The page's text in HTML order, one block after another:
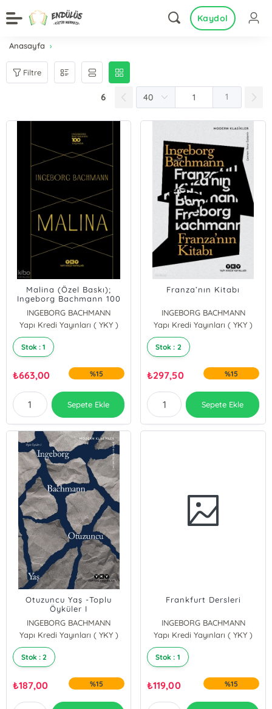
Kaydol
Anasayfa
Filtre
6 1
Malina (Özel Baskı);
Ingeborg Bachmann 100
Yaşında
INGEBORG BACHMANN
Yapı Kredi Yayınları ( YKY )
Stok : 1
₺663,00 %15
Sepete Ekle
Franza’nın Kitabı
INGEBORG BACHMANN
Yapı Kredi Yayınları ( YKY )
Stok : 2
₺297,50 %15
Sepete Ekle
Otuzuncu Yaş -Toplu
Öyküler I
INGEBORG BACHMANN
Yapı Kredi Yayınları ( YKY )
Stok : 2
₺187,00 %15
Frankfurt Dersleri
INGEBORG BACHMANN
Yapı Kredi Yayınları ( YKY )
Stok : 1
₺119,00 %15